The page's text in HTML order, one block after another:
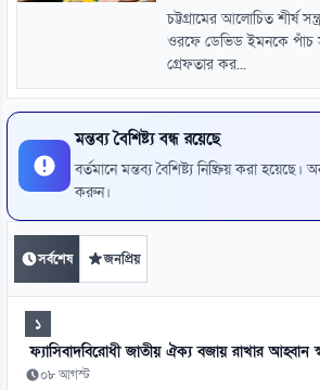
চট্টগ্রামের আলোচিত শীর্ষ
ওরফে ডেভিড ইমনকে
গ্রেফতার কর...
মন্তব্য বৈশিষ্ট্য বন্ধ রয়েছে
বর্তমানে মন্তব্য বৈশিষ্ট্য নিষ্ক্রিয় করা
করুন।
সর্বশেষ জনপ্রিয়
১
ফ্যাসিবাদবিরোধী জাতীয় ঐক্য বজায় রাখার আহ্বান
০৮ আগস্ট